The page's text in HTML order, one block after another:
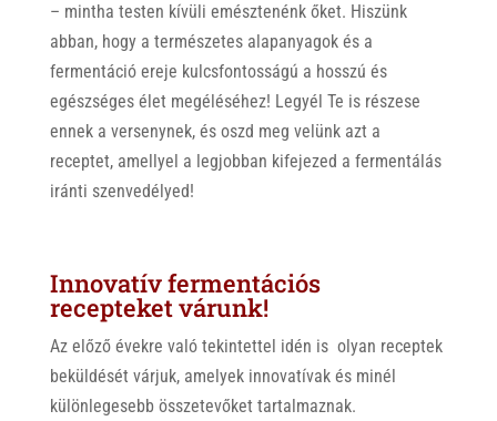
– mintha testen kívüli emésztenénk őket. Hiszünk
abban, hogy a természetes alapanyagok és a
fermentáció ereje kulcsfontosságú a hosszú és
egészséges élet megéléséhez! Legyél Te is részese
ennek a versenynek, és oszd meg velünk azt a
receptet, amellyel a legjobban kifejezed a fermentálás
iránti szenvedélyed!
Innovatív fermentációs
recepteket várunk!
Az előző évekre való tekintettel idén is olyan receptek
beküldését várjuk, amelyek innovatívak és minél
különlegesebb összetevőket tartalmaznak.